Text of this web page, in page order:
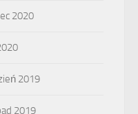
2020
2019
2019